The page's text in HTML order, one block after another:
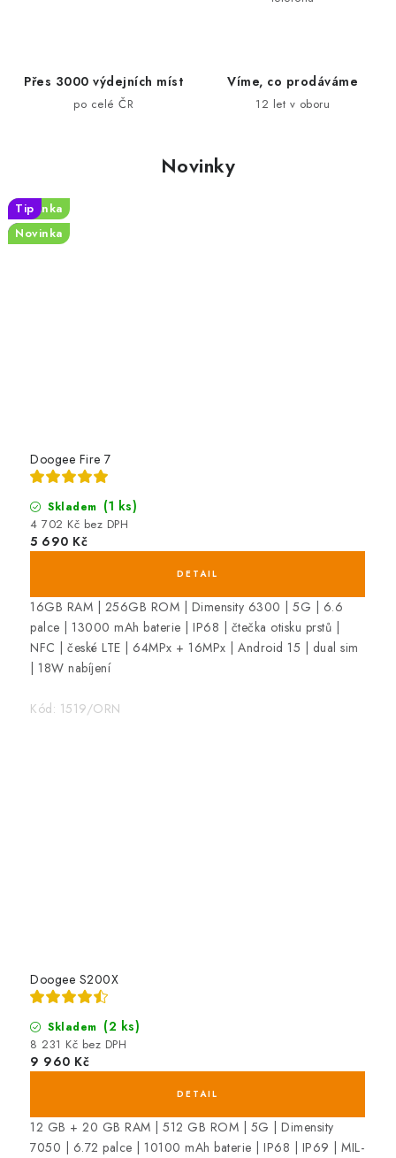
n
e
t
Přes 3000 výdejních míst
po celé ČR
Víme, co prodáváme
12 let v oboru
Novinky
Doogee Fire 7
Skladem (1 ks)
4 702 Kč bez DPH
5 690 Kč
16GB RAM | 256GB ROM | Dimensity 6300 | 5G | 6.6
palce | 13000 mAh baterie | IP68 | čtečka otisku prstů |
NFC | české LTE | 64MPx + 16MPx | Android 15 | dual sim
| 18W nabíjení
Kód: 1519/ORN
Doogee S200X
Skladem (2 ks)
8 231 Kč bez DPH
9 960 Kč
12 GB + 20 GB RAM | 512 GB ROM | 5G | Dimensity
7050 | 6.72 palce | 10100 mAh baterie | IP68 | IP69 | MIL-
Novinka
Tip
Tip
Novinka